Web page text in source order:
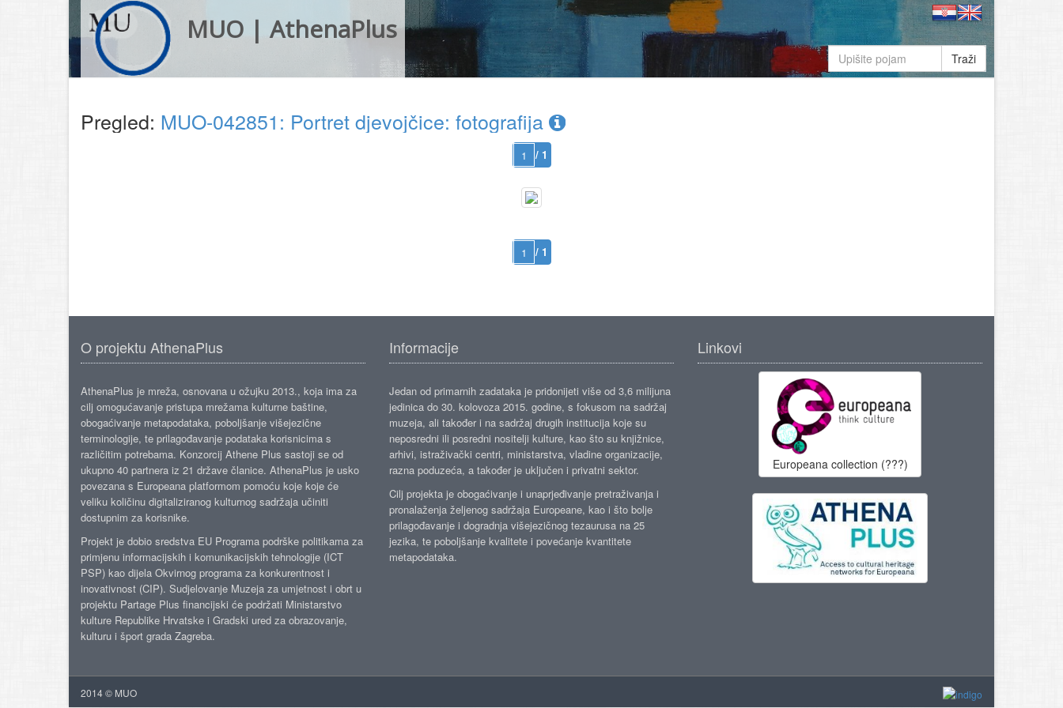
MUO | AthenaPlus
Traži
Pregled: MUO-042851: Portret djevojčice: fotografija
/ 1
/ 1
O projektu AthenaPlus
AthenaPlus je mreža, osnovana u ožujku 2013., koja ima za
cilj omogućavanje pristupa mrežama kulturne baštine,
obogaćivanje metapodataka, poboljšanje višejezične
terminologije, te prilagođavanje podataka korisnicima s
različitim potrebama. Konzorcij Athene Plus sastoji se od
ukupno 40 partnera iz 21 države članice. AthenaPlus je usko
povezana s Europeana platformom pomoću koje koje će
veliku količinu digitaliziranog kulturnog sadržaja učiniti
dostupnim za korisnike.
Projekt je dobio sredstva EU Programa podrške politikama za
primjenu informacijskih i komunikacijskih tehnologije (ICT
PSP) kao dijela Okvirnog programa za konkurentnost i
inovativnost (CIP). Sudjelovanje Muzeja za umjetnost i obrt u
projektu Partage Plus financijski će podržati Ministarstvo
kulture Republike Hrvatske i Gradski ured za obrazovanje,
kulturu i šport grada Zagreba.
Informacije
Jedan od primarnih zadataka je pridonijeti više od 3,6 milijuna
jedinica do 30. kolovoza 2015. godine, s fokusom na sadržaj
muzeja, ali također i na sadržaj drugih institucija koje su
neposredni ili posredni nositelji kulture, kao što su knjižnice,
arhivi, istraživački centri, ministarstva, vladine organizacije,
razna poduzeća, a također je uključen i privatni sektor.
Cilj projekta je obogaćivanje i unaprjeđivanje pretraživanja i
pronalaženja željenog sadržaja Europeane, kao i što bolje
prilagođavanje i dogradnja višejezičnog tezaurusa na 25
jezika, te poboljšanje kvalitete i povećanje kvantitete
metapodataka.
Linkovi
Europeana collection (???)
2014 © MUO